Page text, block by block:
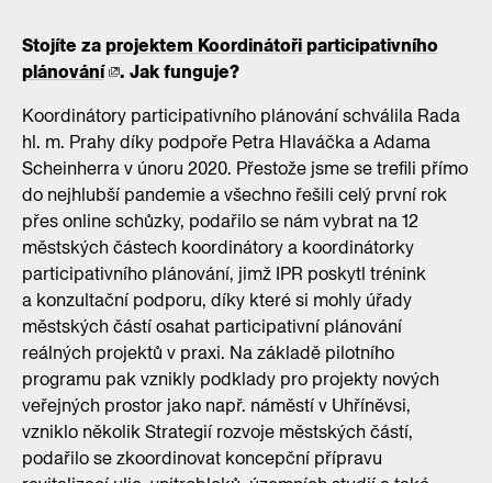
Stojíte za projektem Koordinátoři participativního
plánování
. Jak funguje?
Koordinátory participativního plánování schválila Rada
hl. m. Prahy díky podpoře Petra Hlaváčka a Adama
Scheinherra v únoru 2020. Přestože jsme se trefili přímo
do nejhlubší pandemie a všechno řešili celý první rok
přes online schůzky, podařilo se nám vybrat na 12
městských částech koordinátory a koordinátorky
participativního plánování, jimž IPR poskytl trénink
a konzultační podporu, díky které si mohly úřady
městských částí osahat participativní plánování
reálných projektů v praxi. Na základě pilotního
programu pak vznikly podklady pro projekty nových
veřejných prostor jako např. náměstí v Uhříněvsi,
vzniklo několik Strategií rozvoje městských částí,
podařilo se zkoordinovat koncepční přípravu